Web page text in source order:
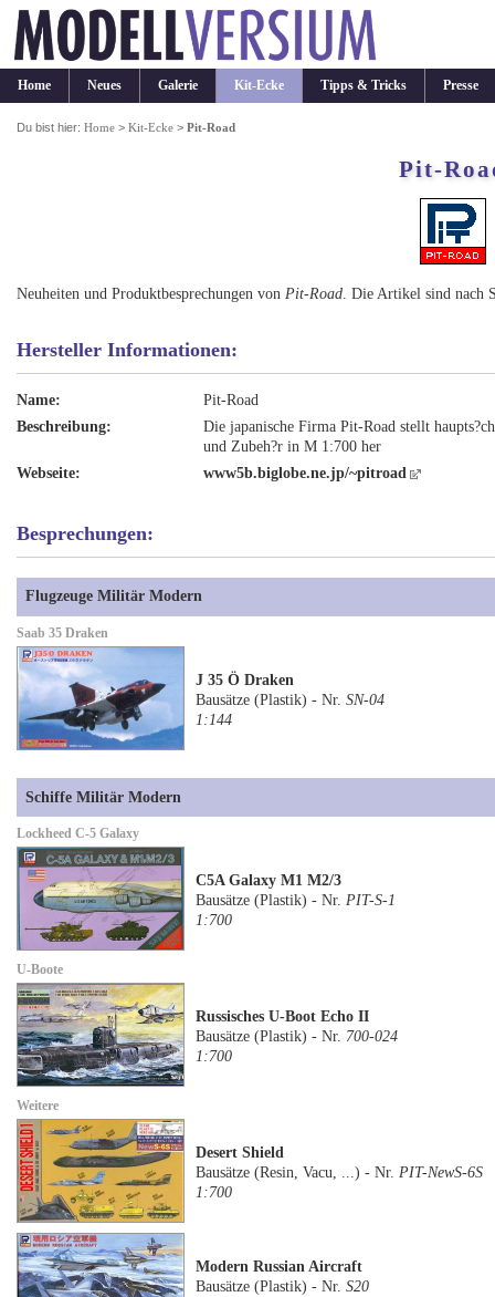
Home Neues Galerie Kit-Ecke Tipps & Tricks Presse
Du bist hier:Home >Kit-Ecke >Pit-Road
Pit-
Neuheiten und Produktbesprechungen von Pit-Road . Die Artikel sind nach
Hersteller Informationen:
Name:
Pit-Road
Beschreibung:
Die japanische Firma Pit-Road stellt
und Zubeh?r in M 1:700 her
Webseite:
www5b.biglobe.ne.jp/~pitroad
Besprechungen:
Flugzeuge Militär Modern
Saab 35 Draken
J 35 Ö Draken
Bausätze (Plastik) - Nr.SN-04
1:144
Schiffe Militär Modern
Lockheed C-5 Galaxy
C5A Galaxy M1 M2/3
Bausätze (Plastik) - Nr.PIT-S-1
1:700
U-Boote
Russisches U-Boot Echo II
Bausätze (Plastik) - Nr. 700-024
1:700
Weitere
Desert Shield
Bausätze (Resin, Vacu, ...) - Nr.PIT-NewS-6S
1:700
Modern Russian Aircraft
Bausätze (Plastik) - Nr.S20